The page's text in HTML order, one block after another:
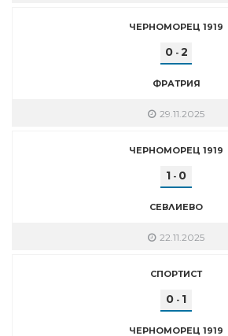
ЧЕРНОМОРЕЦ 1919
0- 2
ФРАТРИЯ
29.11.2025
ЧЕРНОМОРЕЦ 1919
1 - 0
СЕВЛИЕВО
22.11.2025
СПОРТИСТ
0 - 1
ЧЕРНОМОРЕЦ 1919